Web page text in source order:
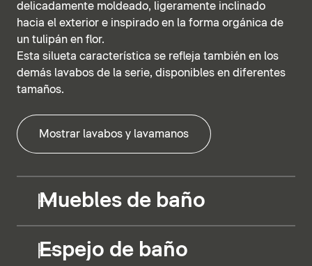
delicadamente moldeado, ligeramente inclinado
hacia el exterior e inspirado en la forma orgánica de
un tulipán en flor.
Esta silueta característica se refleja también en los
demás lavabos de la serie, disponibles en diferentes
tamaños.
Mostrar lavabos y lavamanos
Muebles de baño
Espejo de baño